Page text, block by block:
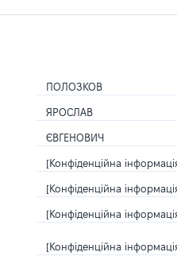
ПОЛОЗКОВ
ЯРОСЛАВ
ЄВГЕНОВИЧ
[Конфіденційна
[Конфіденційна
[Конфіденційна
[Конфіденційна